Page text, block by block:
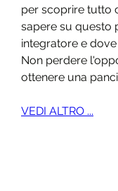
per scoprire tutto
sapere su questo
integratore e
Non perdere
ottenere una
VEDI ALTRO ...